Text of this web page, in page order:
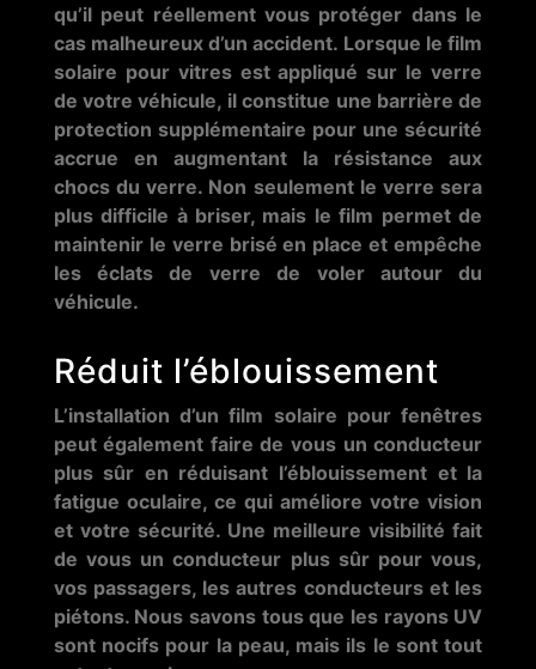
qu’il peut réellement vous protéger dans le
cas malheureux d’un accident. Lorsque le film
solaire pour vitres est appliqué sur le verre
de votre véhicule, il constitue une barrière de
protection supplémentaire pour une sécurité
accrue en augmentant la résistance aux
chocs du verre. Non seulement le verre sera
plus difficile à briser, mais le film permet de
maintenir le verre brisé en place et empêche
les éclats de verre de voler autour du
véhicule.
Réduit l’éblouissement
L’installation d’un film solaire pour fenêtres
peut également faire de vous un conducteur
plus sûr en réduisant l’éblouissement et la
fatigue oculaire, ce qui améliore votre vision
et votre sécurité. Une meilleure visibilité fait
de vous un conducteur plus sûr pour vous,
vos passagers, les autres conducteurs et les
piétons. Nous savons tous que les rayons UV
sont nocifs pour la peau, mais ils le sont tout